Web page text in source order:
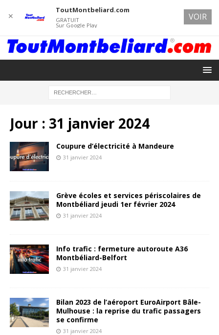
Jour : 31 janvier 2024
Coupure d’électricité à Mandeure
31 janvier 2024
Grève écoles et services périscolaires de
Montbéliard jeudi 1er février 2024
31 janvier 2024
Info trafic : fermeture autoroute A36
Montbéliard-Belfort
31 janvier 2024
Bilan 2023 de l’aéroport EuroAirport Bâle-
Mulhouse : la reprise du trafic passagers
se confirme
31 janvier 2024
✕
ToutMontbeliard.com
GRATUIT
Sur Google Play
VOIR